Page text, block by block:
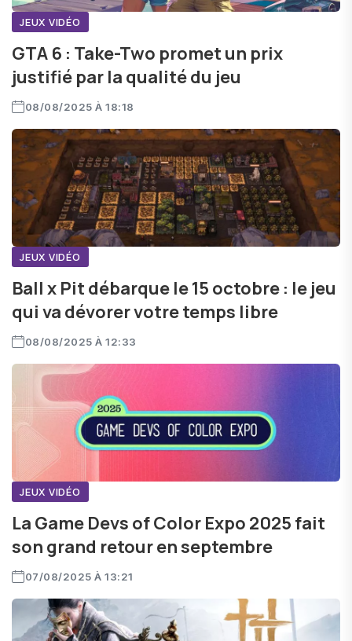
JEUX VIDÉO
GTA 6 : Take-Two promet un prix
justifié par la qualité du jeu
08/08/2025 À 18:18
JEUX VIDÉO
Ball x Pit débarque le 15 octobre : le jeu
qui va dévorer votre temps libre
08/08/2025 À 12:33
JEUX VIDÉO
La Game Devs of Color Expo 2025 fait
son grand retour en septembre
07/08/2025 À 13:21